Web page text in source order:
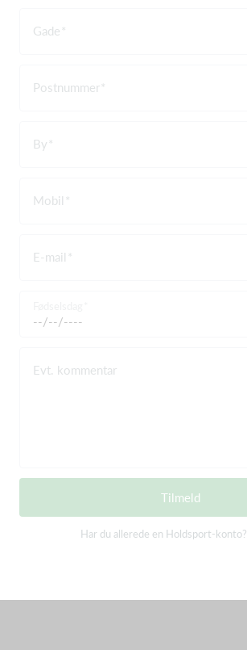
Gade
Postnummer
By
Mobil
E-mail
Evt. kommentar
Tilmeld
Har du allerede en Holdsport-konto?